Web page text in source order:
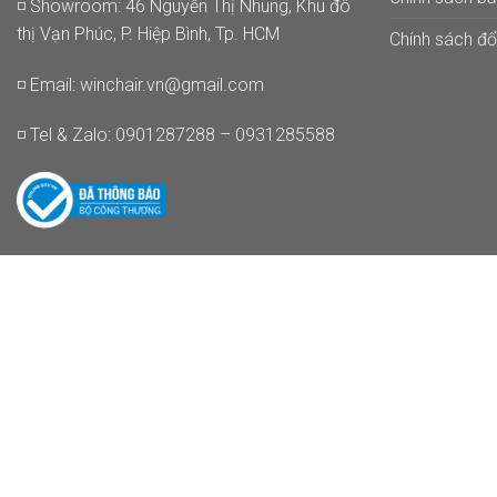
◽ Showroom: 46 Nguyễn Thị Nhung, Khu đô
thị Vạn Phúc, P. Hiệp Bình, Tp. HCM
◽ Email: winchair.vn@gmail.com
◽ Tel & Zalo: 0901287288 – 0931285588
Chính sách